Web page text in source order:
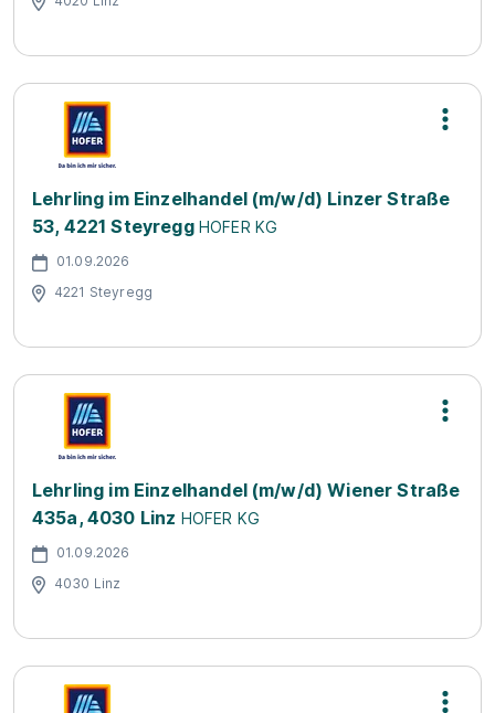
Lehrling im Einzelhandel (m/w/d) Linzer Straße
53, 4221 Steyregg HOFER KG
01.09.2026
4221 Steyregg
Lehrling im Einzelhandel (m/w/d) Wiener Straße
435a, 4030 Linz HOFER KG
01.09.2026
4030 Linz